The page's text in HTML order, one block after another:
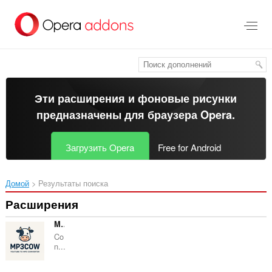
перейти
Эти расширения и фоновые рисунки
предназначены длябраузера Opera.
Загрузить Opera Free for Android
Домой Результаты поиска
Расширения
MP3Cow
Co
n...